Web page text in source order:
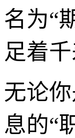
名为“
足着
无论
息的“